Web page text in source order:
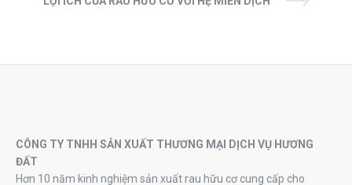
CÔNG TY TNHH SẢN XUẤT THƯƠNG MẠI DỊCH VỤ HƯƠNG
ĐẤT
Hơn 10 năm kinh nghiệm sản xuất rau hữu cơ cung cấp cho